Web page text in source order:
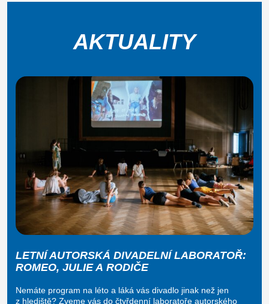
AKTUALITY
LETNÍ AUTORSKÁ DIVADELNÍ LABORATOŘ:
ROMEO, JULIE A RODIČE
Nemáte program na léto a láká vás divadlo jinak než jen
z hlediště? Zveme vás do čtyřdenní laboratoře autorského